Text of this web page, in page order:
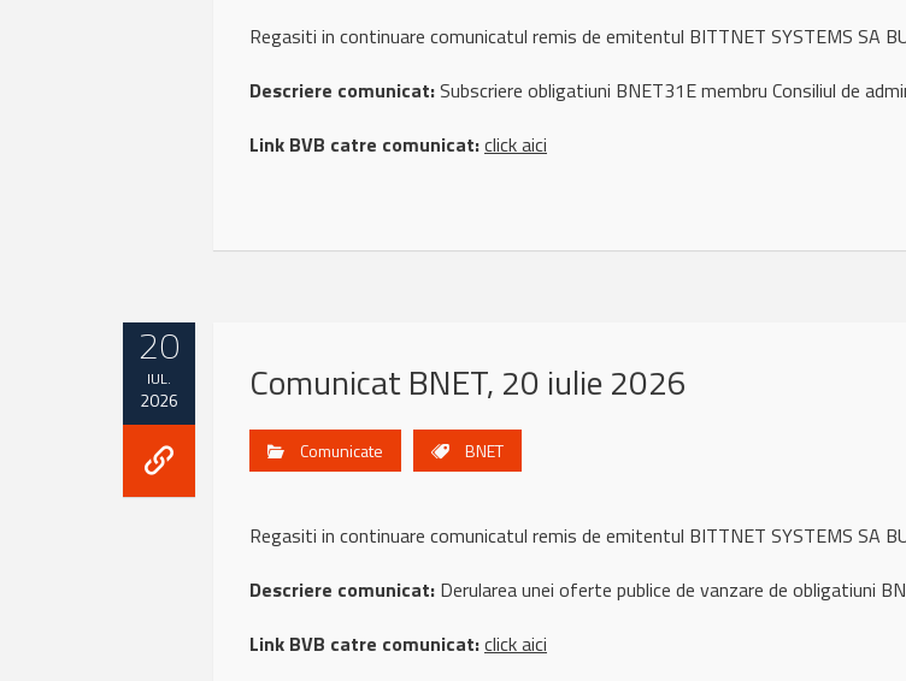
Regasiti in continuare comunicatul remis de emitentul BITTNET SYSTEMS SA
Descriere comunicat:Subscriere obligatiuni BNET31E membru Consiliul de
Link BVB catre comunicat:click aici
20
IUL.
2026 Comunicat BNET, 20 iulie 2026
Comunicate BNET
Regasiti in continuare comunicatul remis de emitentul BITTNET SYSTEMS SA
Descriere comunicat: Derularea unei oferte publice de vanzare de obligatiuni
Link BVB catre comunicat:click aici